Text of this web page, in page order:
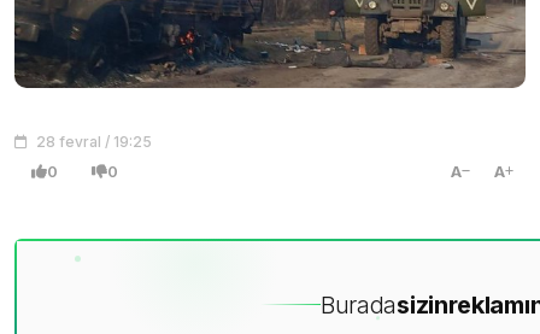
28 fevral / 19:25
0 0 A A
Buradasizin